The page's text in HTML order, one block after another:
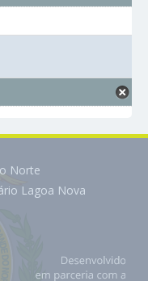
Norte
Lagoa Nova